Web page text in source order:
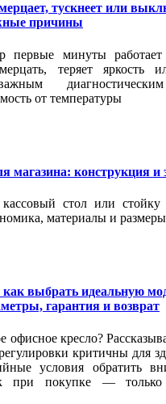
тускнеет или
причины
первые минуты
теряет яркость
от температуры
магазина: конструкция и
стол или стойку
материалы и
выбрать идеальную
гарантия и возврат
офисное кресло?
критичны для
условия обратить
при покупке — только